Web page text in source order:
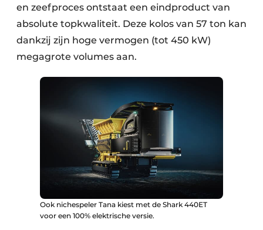
en zeefproces ontstaat een eindproduct van
absolute topkwaliteit. Deze kolos van 57 ton kan
dankzij zijn hoge vermogen (tot 450 kW)
megagrote volumes aan.
Ook nichespeler Tana kiest met de Shark 440ET
voor een 100% elektrische versie.